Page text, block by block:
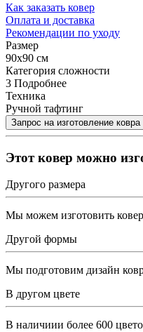
Как заказать ковер
Оплата и доставка
Рекомендации по уходу
Размер
90x90 см
Категория сложности
3 Подробнее
Техника
Ручной тафтинг
Этот ковер можно
Другого размера
Мы можем изготовить
Другой формы
Мы подготовим дизайн
В другом цвете
В наличиии более 600